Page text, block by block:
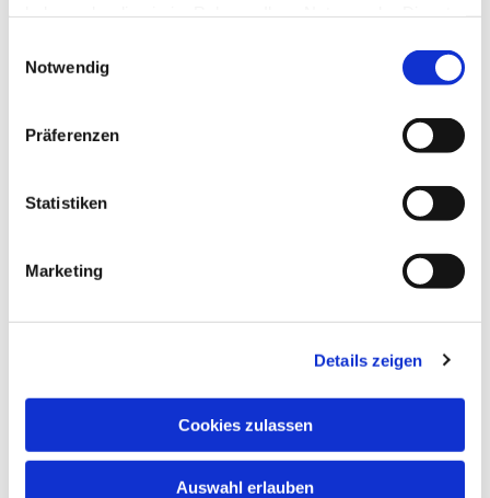
Notwendig
Präferenzen
Statistiken
Marketing
Details zeigen
Cookies zulassen
Auswahl erlauben